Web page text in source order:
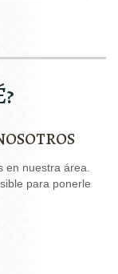
en nuestra área.
para ponerle